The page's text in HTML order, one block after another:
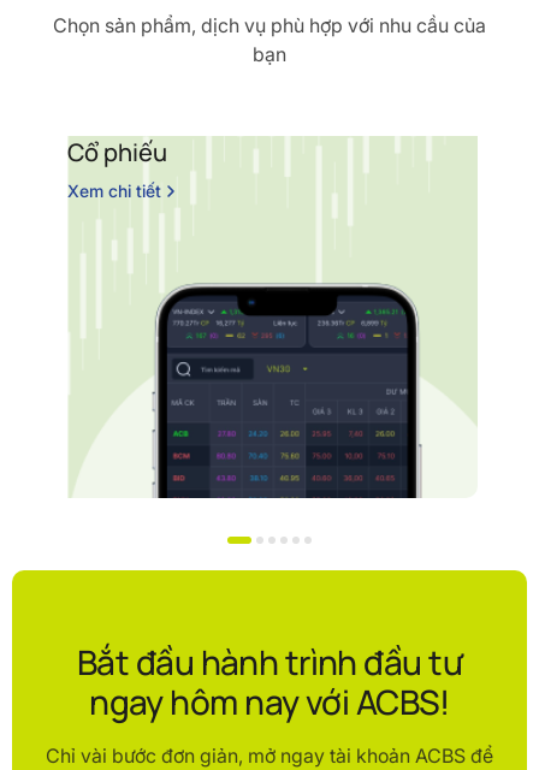
Chọn sản phẩm, dịch vụ phù hợp với nhu cầu của
bạn
Cổ phiếu
Xem chi tiết
Bắt đầu hành trình đầu tư
ngay hôm nay với ACBS!
Chỉ vài bước đơn giản, mở ngay tài khoản ACBS để